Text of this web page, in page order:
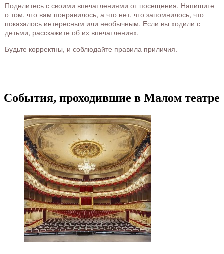
Поделитесь с своими впечатлениями от посещения. Напишите
о том, что вам понравилось, а что нет, что запомнилось, что
показалось интересным или необычным. Если вы ходили с
детьми, расскажите об их впечатлениях.
Будьте корректны, и соблюдайте правила приличия.
События, проходившие в Малом театре